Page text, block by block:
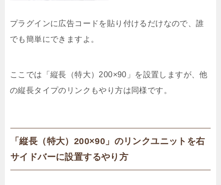
プラグインに広告コードを貼り付けるだけなので、誰
でも簡単にできますよ。
ここでは「縦長（特大）200×90」を設置しますが、他
の縦長タイプのリンクもやり方は同様です。
「縦長（特大）200×90」のリンクユニットを右
サイドバーに設置するやり方